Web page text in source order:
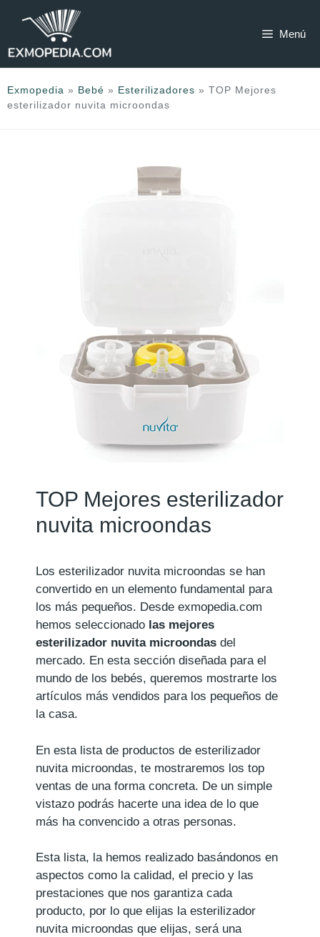
Menú
Exmopedia » Bebé » Esterilizadores » TOP Mejores
esterilizador nuvita microondas
TOP Mejores esterilizador
nuvita microondas
Los esterilizador nuvita microondas se han
convertido en un elemento fundamental para
los más pequeños. Desde exmopedia.com
hemos seleccionado las mejores
esterilizador nuvita microondas del
mercado. En esta sección diseñada para el
mundo de los bebés, queremos mostrarte los
artículos más vendidos para los pequeños de
la casa.
En esta lista de productos de esterilizador
nuvita microondas, te mostraremos los top
ventas de una forma concreta. De un simple
vistazo podrás hacerte una idea de lo que
más ha convencido a otras personas.
Esta lista, la hemos realizado basándonos en
aspectos como la calidad, el precio y las
prestaciones que nos garantiza cada
producto, por lo que elijas la esterilizador
nuvita microondas que elijas, será una